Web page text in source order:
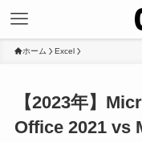
ホーム Excel
【2023年】
Office 2021 vs